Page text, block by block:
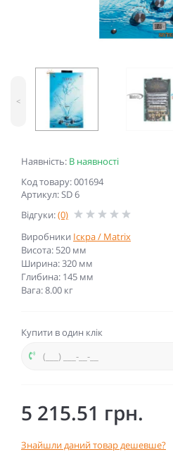
Наявність: В наявності
Код товару: 001694
Артикул: SD 6
Відгуки:(0)
Виробники Іскра / Matrix
Висота: 520 мм
Ширина: 320 мм
Глибина: 145 мм
Вага: 8.00 кг
<
Купити в один клік
5 215.51 грн.
Знайшли даний товар дешевше?